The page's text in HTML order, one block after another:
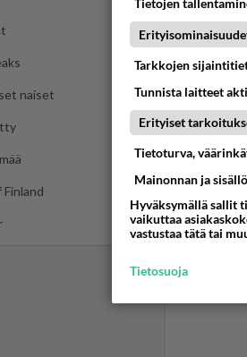
naiset
Finland
Tietojen
Tarkkojen
Tunnista laitteet
Erityiset
Tietoturva,
Mainonnan ja
Hyväksymällä sallit
vaikuttaa
vastustaa tätä tai
Tietosuoja